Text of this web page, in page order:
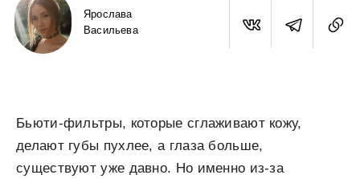
Ярослава
Васильева
Бьюти-фильтры, которые сглаживают кожу,
делают губы пухлее, а глаза больше,
существуют уже давно. Но именно из-за